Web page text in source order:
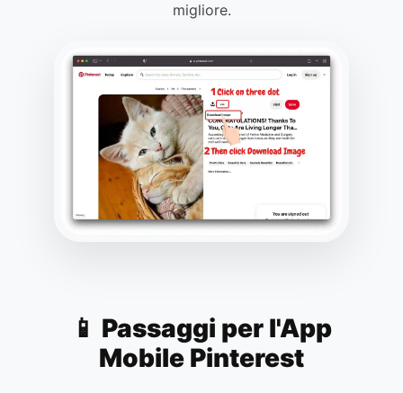
migliore.
📱 Passaggi per l'App
Mobile Pinterest